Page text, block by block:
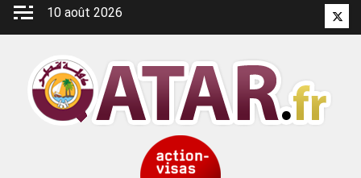
Aller
10 août 2026